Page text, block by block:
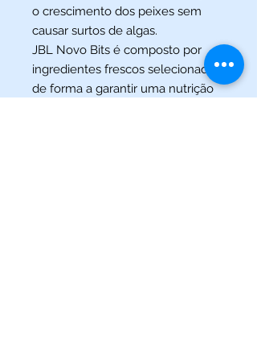
o crescimento dos peixes sem
causar surtos de algas.
JBL Novo Bits é composto por
ingredientes frescos selecionados
de forma a garantir uma nutrição